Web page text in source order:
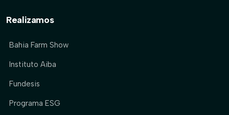
Realizamos
Bahia Farm Show
Instituto Aiba
Fundesis
Programa ESG